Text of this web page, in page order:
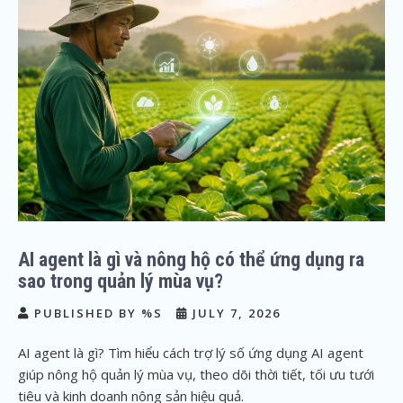
AI agent là gì và nông hộ có thể ứng dụng ra
sao trong quản lý mùa vụ?
PUBLISHED BY %S JULY 7, 2026
AI agent là gì? Tìm hiểu cách trợ lý số ứng dụng AI agent
giúp nông hộ quản lý mùa vụ, theo dõi thời tiết, tối ưu tưới
tiêu và kinh doanh nông sản hiệu quả.